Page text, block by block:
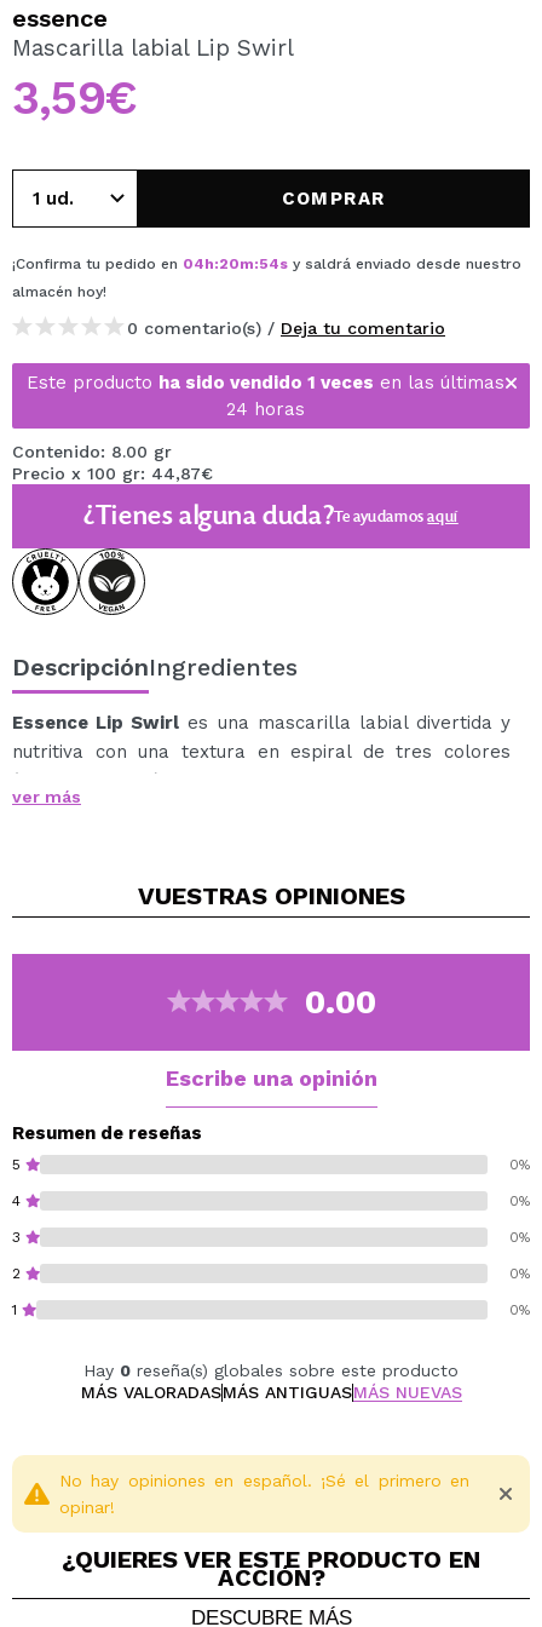
Al crear una cuenta en Maquillalia.com podrás realizar
tus compras rápidamente, revisar el estado de tus
pedidos y consultar tus operaciones anteriores.
CREAR CUENTA
essence
Mascarilla labial Lip Swirl
3,59€
COMPRAR
¡Confirma tu pedido en 04h:20m:54s y saldrá enviado desde nuestro
almacén hoy!
0 comentario(s) / Deja tu comentario
Este producto ha sido vendido 1 veces en las últimas
24 horas
Contenido: 8.00 gr
Precio x 100 gr: 44,87€
¿Tienes alguna duda?Te ayudamosaquí
DescripciónIngredientes
Essence Lip Swirl es una mascarilla labial divertida y
nutritiva con una textura en espiral de tres colores
(azul, rosa y lila) que, al aplicarse, se transforma en un
acabado transparente, brillante y jugoso.
de mango, vitamina E y ácido hialurónico, hidrata en
flexibles y radiantes.
perfecta para usar en cualquier momento del día:
toque extra de frescor entre horas.
Cruelty free.
Vegan.
Paraben free.
Gluten free.
ver más
VUESTRAS OPINIONES
0.00
Escribe una opinión
Resumen de reseñas
5 0%
4 0%
3 0%
2 0%
1 0%
Hay 0 reseña(s) globales sobre este producto
MÁS VALORADASMÁS ANTIGUASMÁS NUEVAS
No hay opiniones en español. ¡Sé el primero en
opinar!
¿QUIERES VER ESTE PRODUCTO EN
ACCIÓN?
DESCUBRE MÁS